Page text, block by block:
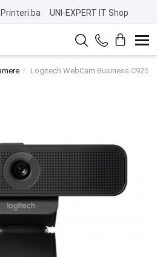
Printeri.ba UNI-EXPERT IT Shop
Logitech WebCam Business C925e